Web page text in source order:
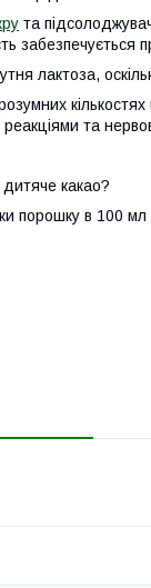
та
забезпечується
лактоза,
кількостях
реакціями та
какао?
порошку в 100 мл